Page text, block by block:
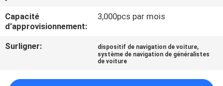
NOUVELLES
Capacité
d'approvisionnement:
3,000pcs par mois
Surligner: dispositif de navigation de voiture,
système de navigation de généralistes
de voiture